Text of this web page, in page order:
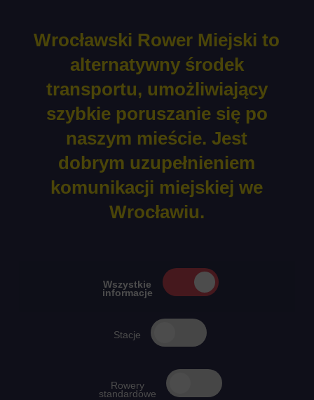
Wrocławski Rower Miejski to
alternatywny środek
transportu, umożliwiający
szybkie poruszanie się po
naszym mieście. Jest
dobrym uzupełnieniem
komunikacji miejskiej we
Wrocławiu.
Mapa stacji
Użyj filtrów, aby wyświetlić wybrane typy stacji lub
Wszystkie
informacje
Pokaż wszystkie
Stacje
Filtruj stacje
Rowery
standardowe
Filtruj rowery